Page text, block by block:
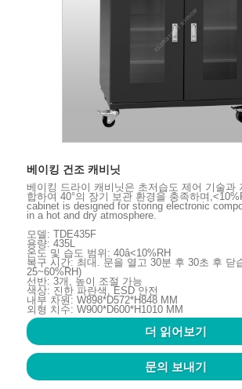
베이킹 건조 캐비닛
베이킹 드라이 캐비닛은 초저습도 제어 기술과
합하여 40°의 장기 보관 환경을 충족하며
cabinet is designed for storing electronic
in a hot and dry atmosphere.
모델: TDE435F
용량: 435L
온도 및 습도 범위: 40â<10%RH
복구 시간: 최대. 문을 열고 30분 후 30초 후 닫
25~60%RH)
선반: 3개, 높이 조절 가능
색상: 진한 파란색, ESD 안전
내부 차원: W898*D572*H848 MM
외형 치수: W900*D600*H1010 MM
더 읽어보기
문의 보내기